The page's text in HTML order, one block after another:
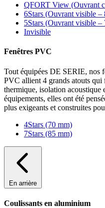
QFORT View (Ouvrant
6Stars (Ouvrant visible –
5Stars (Ouvrant visible –
Invisible
Fenêtres PVC
Tout équipées DE SERIE, nos
PVC allient 4 grands atouts
thermique, isolation acoustique
équipements, elles ont été
plus exigeants et construites
4Stars (70 mm)
7Stars (85 mm)
En arrière
Coulissants en aluminium